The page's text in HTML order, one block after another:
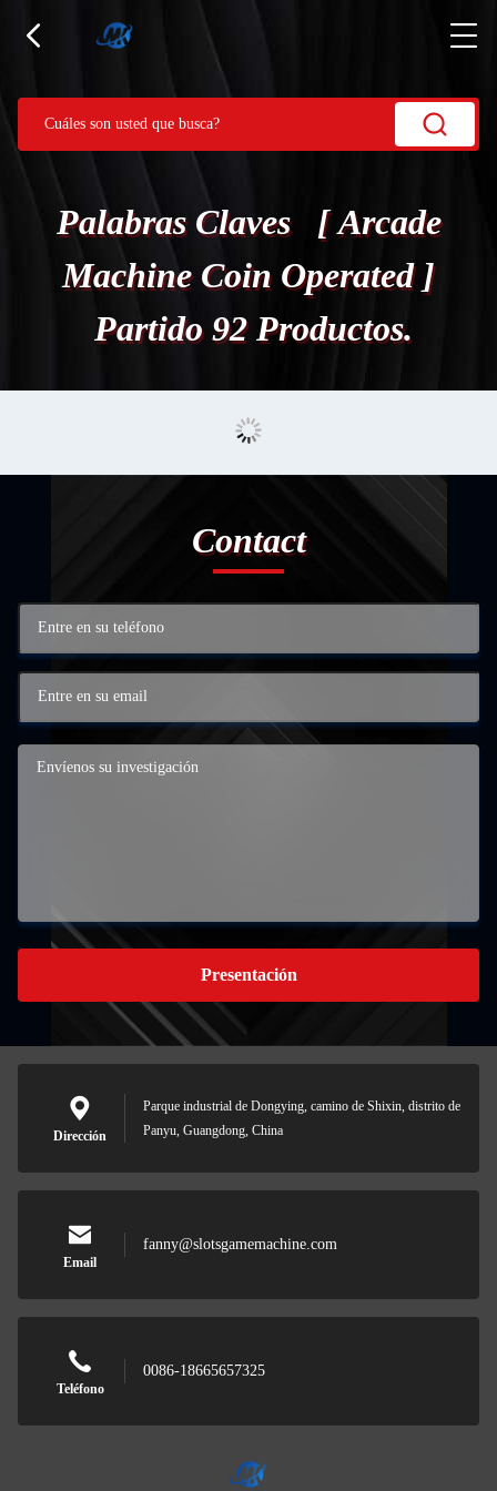
Palabras Claves [ Arcade
Machine Coin Operated ]
Partido 92 Productos.
Contact
Presentación
Dirección
Parque industrial de Dongying, camino de Shixin, distrito de
Panyu, Guangdong, China
Email
fanny@slotsgamemachine.com
Teléfono
0086-18665657325